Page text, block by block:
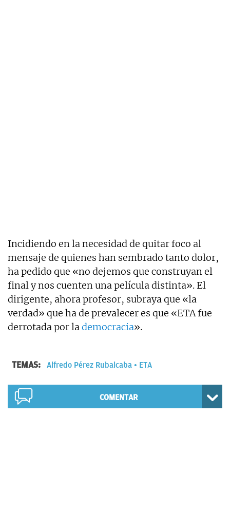
Incidiendo en la necesidad de quitar foco al
mensaje de quienes han sembrado tanto dolor,
ha pedido que «no dejemos que construyan el
final y nos cuenten una película distinta». El
dirigente, ahora profesor, subraya que «la
verdad» que ha de prevalecer es que «ETA fue
derrotada por lademocracia».
TEMAS: Alfredo Pérez Rubalcaba ETA
COMENTAR